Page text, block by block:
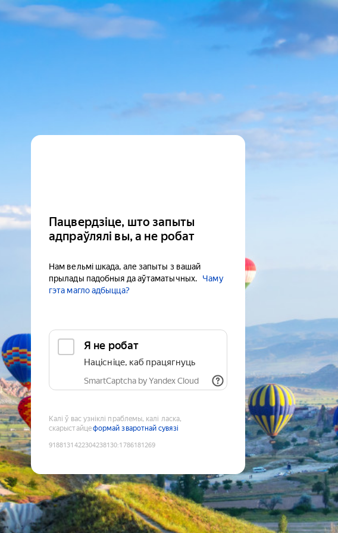
Пацвердзіце, што запыты
адпраўлялі вы, а не робат
Нам вельмі шкада, але запыты з вашай
прылады падобныя да аўтаматычных.
Чаму
гэта магло адбыцца?
Я не робат
Націсніце, каб працягнуць
SmartCaptcha by Yandex Cloud
Калі ў вас узніклі праблемы, калі ласка,
скарыстайцеформай зваротнай сувязі
9188131422304238130:1786181269